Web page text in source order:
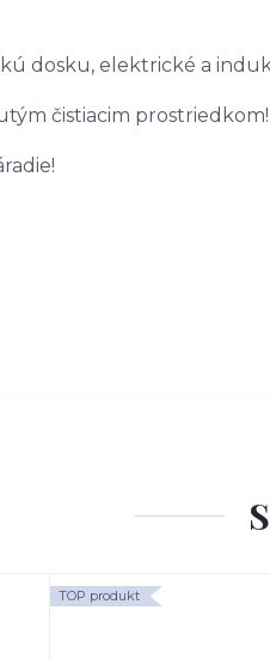
dosku, elektrické a
čistiacim prostriedkom!
TOP produkt